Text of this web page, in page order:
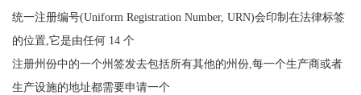
统一注册编号(Uniform Registration Number, URN)会印制在法律标签
的位置,它是由任何 14 个
注册州份中的一个州签发去包括所有其他的州份,每一个生产商或者
生产设施的地址都需要申请一个